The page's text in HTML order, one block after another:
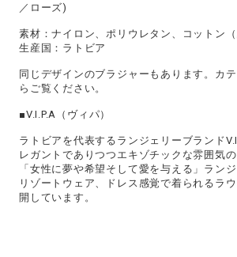
／ローズ)
素材：ナイロン、ポリウレタン、コットン（
生産国：ラトビア
同じデザインのブラジャーもあります。カ
らご覧ください。
■V.I.P.A（ヴィパ）
ラトビアを代表するランジェリーブランド
レガントでありつつエキゾチックな雰囲気の
「女性に夢や希望そして愛を与える」ラン
リゾートウェア、ドレス感覚で着られるラ
開しています。